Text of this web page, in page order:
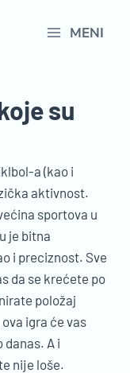
MENI
su
a (kao i
aktivnost.
sportova u
je bitna
i preciznost. Sve
da se krećete po
položaj
igra će vas
A i
nije loše.